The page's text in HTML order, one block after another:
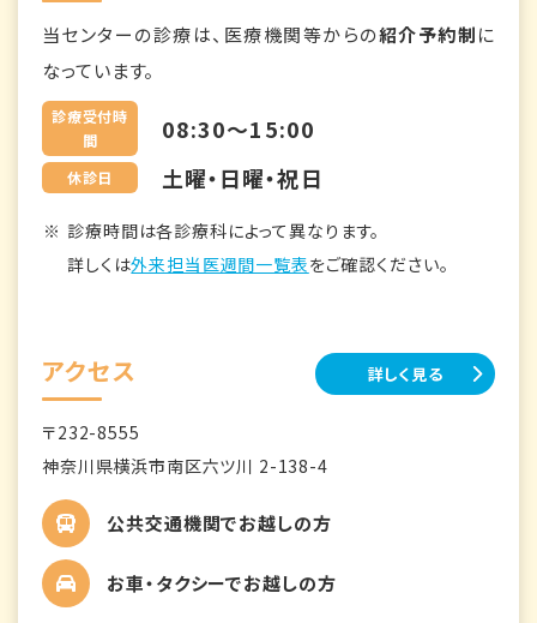
当センターの診療は、医療機関等からの紹介予約制に
なっています。
診療受付時
間
08:30～15:00
休診日 土曜・日曜・祝日
診療時間は各診療科によって異なります。
詳しくは外来担当医週間一覧表をご確認ください。
アクセス 詳しく見る
〒232-8555
神奈川県横浜市南区六ツ川 2-138-4
公共交通機関でお越しの方
お車・タクシーでお越しの方